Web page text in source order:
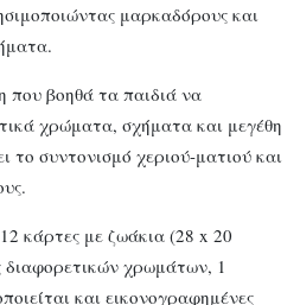
μαρκαδόρους και
που βοηθά τα παιδιά να
χρώματα, σχήματα και μεγέθη
συντονισμό χεριού-ματιού και
κάρτες με ζωάκια (28 x 20
χρωμάτων, 1
και εικονογραφημένες